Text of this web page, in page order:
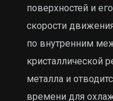
поверхностей и
скорости
по внутренним
кристаллической
металла и
времени для